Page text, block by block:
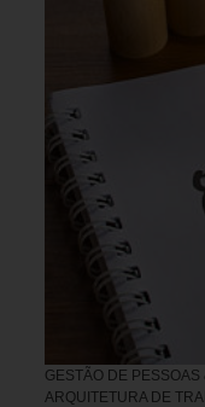
GESTÃO DE PESSOAS
ARQUITETURA DE